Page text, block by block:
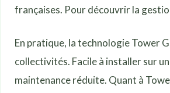
françaises. Pour découvrir la
En pratique, la technologie Tower
collectivités. Facile à installer sur
maintenance réduite. Quant à